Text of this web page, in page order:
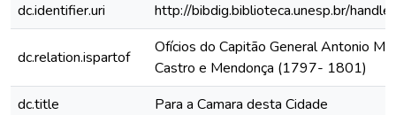
dc.identifier.uri
http://bibdig.biblioteca.unesp.br/
dc.relation.ispartof
Ofícios do Capitão General Antonio
Castro e Mendonça (1797- 1801)
dc.title
Para a Camara desta Cidade